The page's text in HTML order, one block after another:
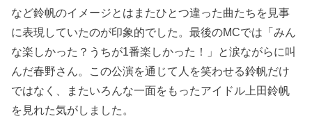
など鈴帆のイメージとはまたひとつ違った曲たちを見事
に表現していたのが印象的でした。最後のMCでは「みん
な楽しかった？うちが1番楽しかった！」と涙ながらに叫
んだ春野さん。この公演を通じて人を笑わせる鈴帆だけ
ではなく、またいろんな一面をもったアイドル上田鈴帆
を見れた気がしました。